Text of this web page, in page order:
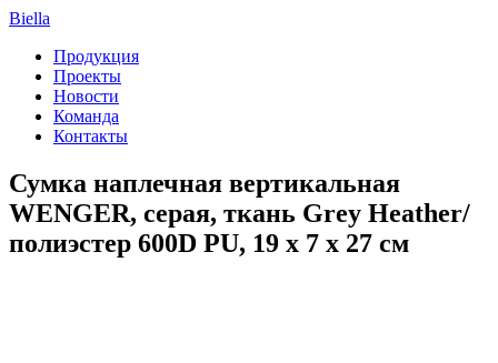
Biella
Продукция
Проекты
Новости
Команда
Контакты
Сумка наплечная вертикальная
WENGER, cерая, ткань Grey Heather/
полиэстер 600D PU, 19 x 7 x 27 см